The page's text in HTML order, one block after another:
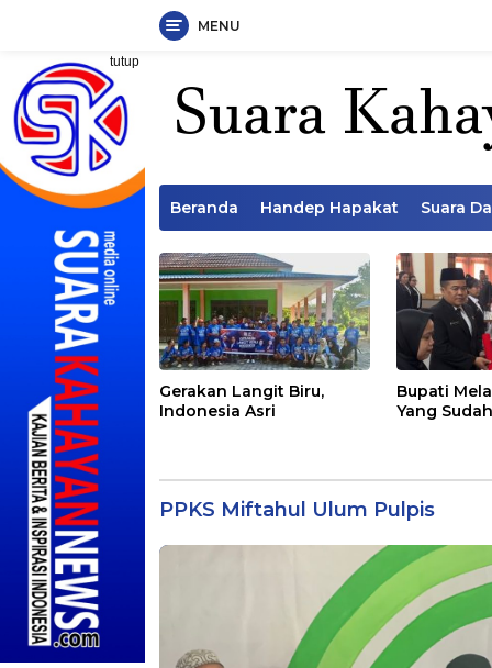
Langsung
konten
MENU
tutup
Beranda Handep Hapakat Suara
Gerakan Langit Biru,
Indonesia Asri
Bupati
Yang
PPKS Miftahul Ulum Pulpis